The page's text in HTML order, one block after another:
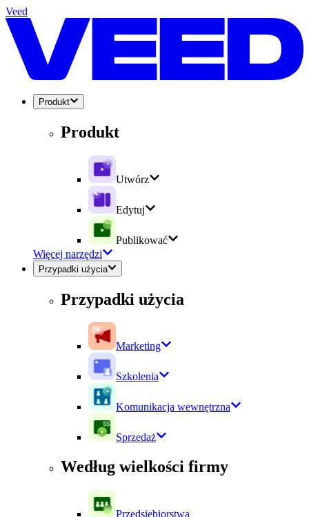
Veed
Produkt
Produkt
Utwórz
Edytuj
Publikować
Więcej narzędzi
Przypadki użycia
Przypadki użycia
Marketing
Szkolenia
Komunikacja wewnętrzna
Sprzedaż
Według wielkości firmy
Przedsiębiorstwa